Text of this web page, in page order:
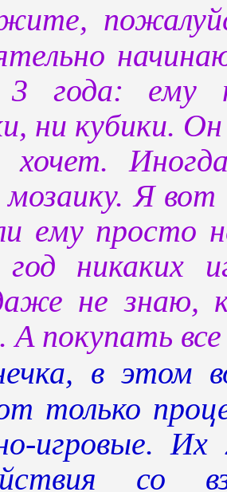
3 года:
ни кубики.
хочет.
Я
ему
год никаких
не знаю,
А покупать
в этом
только
игровые.
со